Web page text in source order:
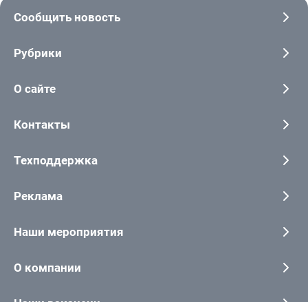
Сообщить новость
Рубрики
О сайте
Контакты
Техподдержка
Реклама
Наши мероприятия
О компании